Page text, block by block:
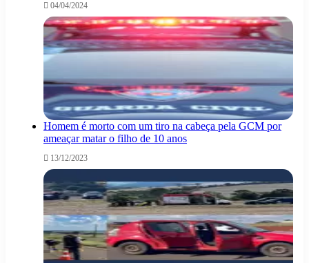
04/04/2024
Homem é morto com um tiro na cabeça pela GCM por
ameaçar matar o filho de 10 anos
13/12/2023